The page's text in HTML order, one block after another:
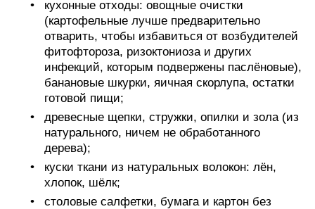
кухонные отходы: овощные очистки
(картофельные лучше предварительно
отварить, чтобы избавиться от возбудителей
фитофтороза, ризоктониоза и других
инфекций, которым подвержены паслёновые),
банановые шкурки, яичная скорлупа, остатки
готовой пищи;
древесные щепки, стружки, опилки и зола (из
натурального, ничем не обработанного
дерева);
куски ткани из натуральных волокон: лён,
хлопок, шёлк;
столовые салфетки, бумага и картон без